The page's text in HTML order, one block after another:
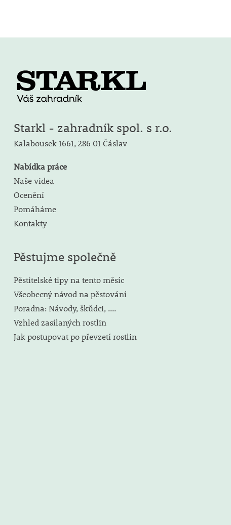
Starkl - zahradník spol. s r.o.
Kalabousek 1661, 286 01 Čáslav
Nabídka práce
Naše videa
Ocenění
Pomáháme
Kontakty
Pěstujme společně
Pěstitelské tipy na tento měsíc
Všeobecný návod na pěstování
Poradna: Návody, škůdci, ....
Vzhled zasílaných rostlin
Jak postupovat po převzetí rostlin